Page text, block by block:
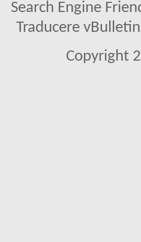
Search Engine
Traducere
Copyright